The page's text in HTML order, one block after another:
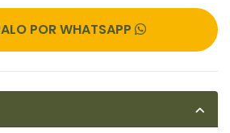
POR WHATSAPP